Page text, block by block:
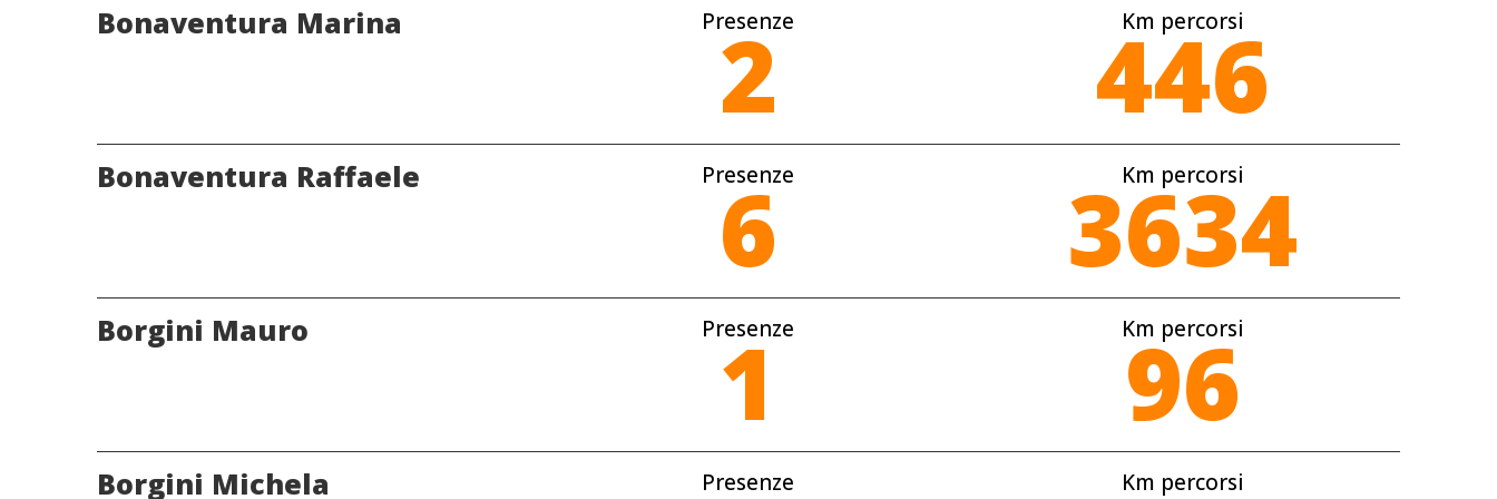
Bonaventura Marina Presenze
2 Km percorsi
446
Bonaventura Raffaele Presenze
6 Km percorsi
3634
Borgini Mauro Presenze
1 Km percorsi
96
Borgini Michela Presenze Km percorsi